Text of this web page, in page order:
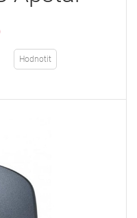
Hodnotit